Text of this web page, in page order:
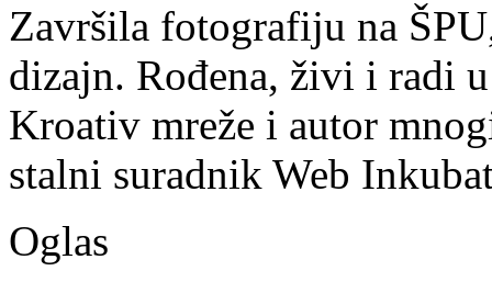
Završila fotografiju na
dizajn. Rođena, živi i radi
Kroativ mreže i autor
stalni suradnik Web
Oglas